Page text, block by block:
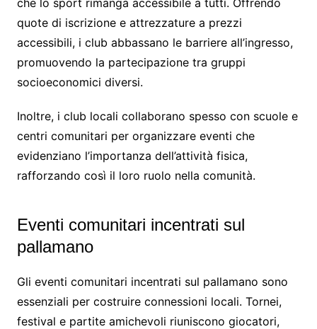
quote di iscrizione e attrezzature a prezzi
accessibili, i club abbassano le barriere all’ingresso,
promuovendo la partecipazione tra gruppi
socioeconomici diversi.
Inoltre, i club locali collaborano spesso con scuole e
centri comunitari per organizzare eventi che
evidenziano l’importanza dell’attività fisica,
rafforzando così il loro ruolo nella comunità.
Eventi comunitari incentrati sul
pallamano
Gli eventi comunitari incentrati sul pallamano sono
essenziali per costruire connessioni locali. Tornei,
festival e partite amichevoli riuniscono giocatori,